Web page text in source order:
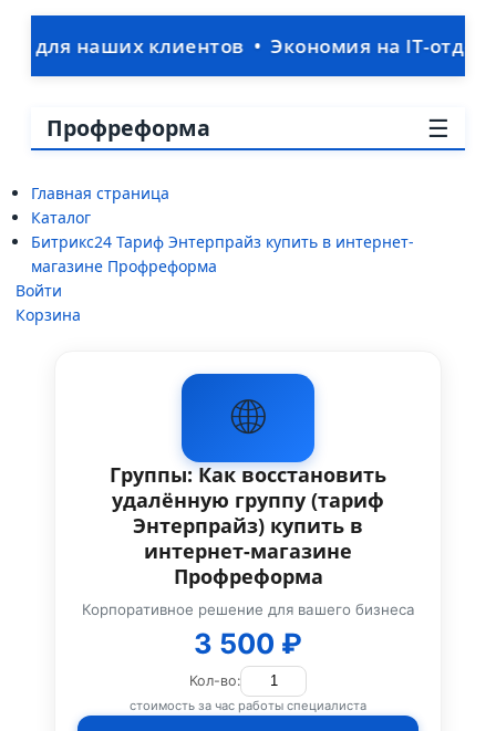
клиентов • Экономия на IT-отделе: ваша
Профреформа ☰
Главная страница
Каталог
Битрикс24 Тариф Энтерпрайз купить в интернет-
магазине Профреформа
Войти
Корзина
🌐
Группы: Как восстановить
удалённую группу (тариф
Энтерпрайз) купить в
интернет-магазине
Профреформа
Корпоративное решение для вашего бизнеса
3 500 ₽
Кол-во:
стоимость за час работы специалиста